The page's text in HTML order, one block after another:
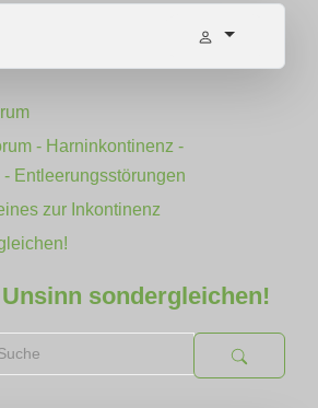
- Harninkontinenz -
Entleerungsstörungen
zur Inkontinenz
Unsinn sondergleichen!